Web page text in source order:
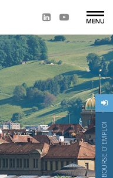
BOURSE D'EMPLOI